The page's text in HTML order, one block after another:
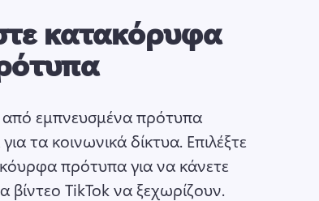
κατακόρυφα
εμπνευσμένα πρότυπα
τα κοινωνικά δίκτυα. Επιλέξτε
πρότυπα για να κάνετε
βίντεο TikTok να ξεχωρίζουν.